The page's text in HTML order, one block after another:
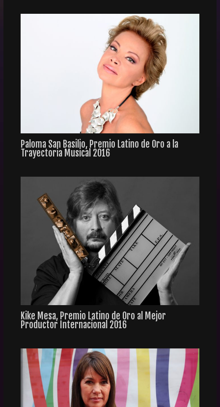
Paloma San Basilio, Premio Latino de Oro a la
Trayectoria Musical 2016
Kike Mesa, Premio Latino de Oro al Mejor
Productor Internacional 2016